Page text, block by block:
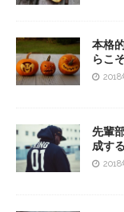
本格
らこ
2018
先輩
成す
2018